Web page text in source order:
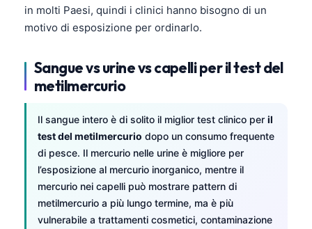
in molti Paesi, quindi i clinici hanno bisogno di un
motivo di esposizione per ordinarlo.
Sangue vs urine vs capelli per il test del
metilmercurio
Il sangue intero è di solito il miglior test clinico per il
test del metilmercurio dopo un consumo frequente
di pesce. Il mercurio nelle urine è migliore per
l’esposizione al mercurio inorganico, mentre il
mercurio nei capelli può mostrare pattern di
metilmercurio a più lungo termine, ma è più
vulnerabile a trattamenti cosmetici, contaminazione
Euskara
Occitan
العربية المغربية
Afrikaans
ພາສາລາວ
Cebuano
ئۇيغۇرچە